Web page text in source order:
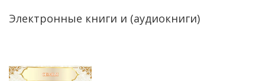
Электронные книги и (аудиокниги)